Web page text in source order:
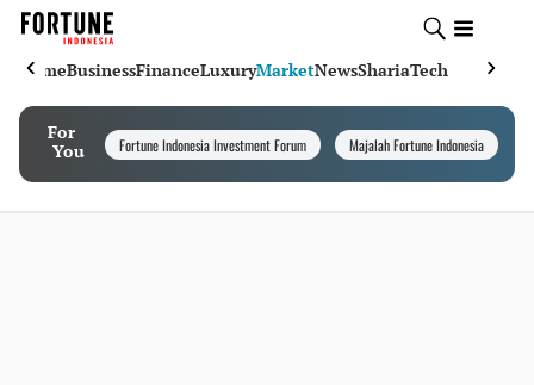
HomeBusinessFinanceLuxuryMarketNewsShariaTech
For
You
Fortune Indonesia Investment Forum Majalah Fortune Indonesia